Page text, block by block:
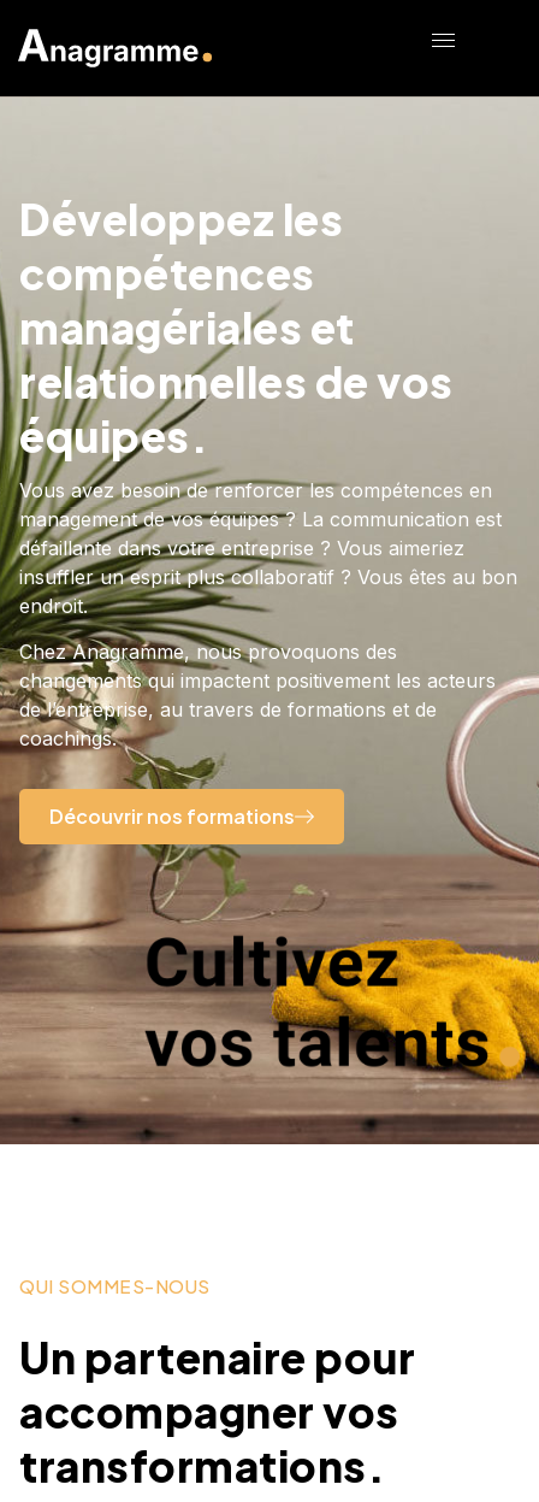
Développez les
compétences
managériales et
relationnelles de vos
équipes.
Vous avez besoin de renforcer les compétences en
management de vos équipes ? La communication est
défaillante dans votre entreprise ? Vous aimeriez
insuffler un esprit plus collaboratif ? Vous êtes au bon
endroit.
Chez Anagramme, nous provoquons des
changements qui impactent positivement les acteurs
de l’entreprise, au travers de formations et de
coachings.
Découvrir nos formations
QUI SOMMES-NOUS
Un partenaire pour
accompagner vos
transformations.